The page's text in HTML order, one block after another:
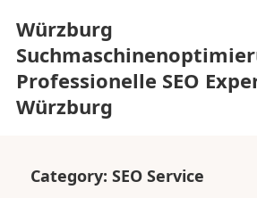
Würzburg
Professionelle SEO
Würzburg
Category:SEO Service